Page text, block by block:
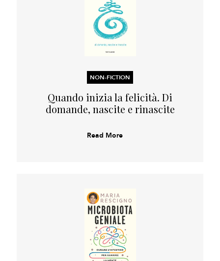
NON-FICTION
Quando inizia la felicità. Di
domande, nascite e rinascite
Read More